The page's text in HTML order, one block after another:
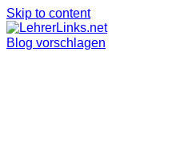
Skip to content
Blog vorschlagen